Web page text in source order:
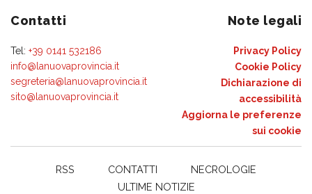
Contatti
Tel: +39 0141 532186
info@lanuovaprovincia.it
segreteria@lanuovaprovincia.it
sito@lanuovaprovincia.it
Note legali
Privacy Policy
Cookie Policy
Dichiarazione di
accessibilità
Aggiorna le preferenze
sui cookie
RSS CONTATTI
NECROLOGIE
ULTIME NOTIZIE